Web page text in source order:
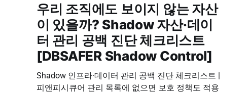
우리 조직에도 보이지 않는 자산
이 있을까? Shadow 자산·데이
터 관리 공백 진단 체크리스트
[DBSAFER Shadow Control]
Shadow 인프라·데이터 관리 공백 진단 체크리스트 |
피앤피시큐어 관리 목록에 없으면 보호 정책도 적용